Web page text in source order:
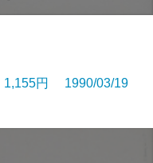
円 1990/03/19